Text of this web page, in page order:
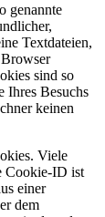
genannte
Textdateien,
sind so
Ihres Besuchs
keinen
Viele
Cookie-ID ist
einer
dem